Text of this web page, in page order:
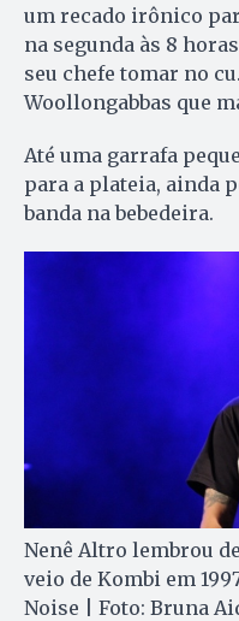
um recado irônico
na segunda às 8
seu chefe tomar no
Woollongabbas que
Até uma garrafa
para a plateia, ainda
banda na bebedeira.
Nenê Altro lembrou
veio de Kombi em
Noise | Foto: Bruna